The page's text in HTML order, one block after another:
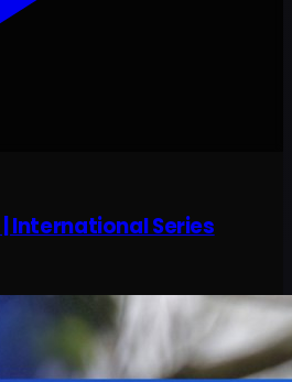
International Series